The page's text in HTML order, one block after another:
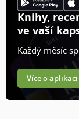
Knihy,
ve vaší
Každý měsíc
Více o aplikaci